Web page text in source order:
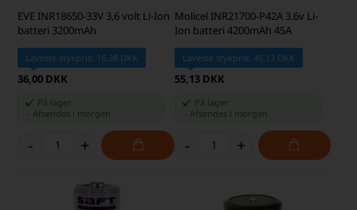
EVE INR18650-33V 3,6 volt Li-Ion
batteri 3200mAh
Laveste stykpris: 16,38 DKK
36,00 DKK
På lager
Afsendes i morgen
- +
Molicel INR21700-P42A 3.6v Li-
Ion batteri 4200mAh 45A
Laveste stykpris: 45,13 DKK
55,13 DKK
På lager
Afsendes i morgen
- +